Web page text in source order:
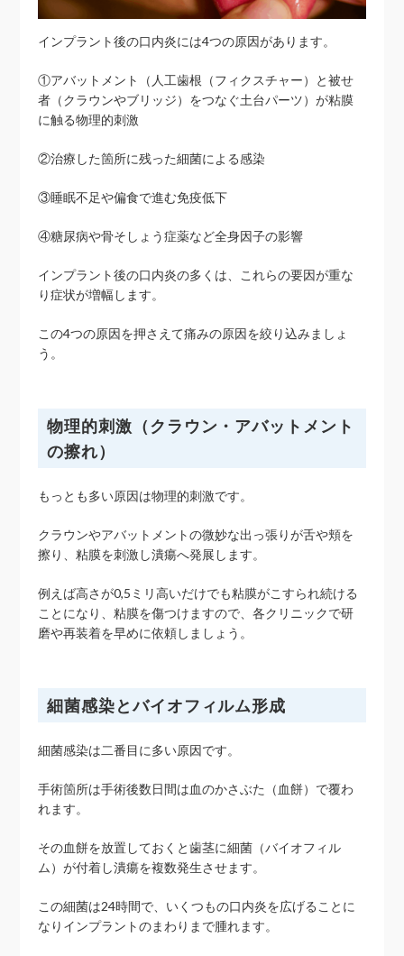
インプラント後の口内炎には4つの原因があります。
①アバットメント（人工歯根（フィクスチャー）と被せ
者（クラウンやブリッジ）をつなぐ土台パーツ）が粘膜
に触る物理的刺激
②治療した箇所に残った細菌による感染
③睡眠不足や偏食で進む免疫低下
④糖尿病や骨そしょう症薬など全身因子の影響
インプラント後の口内炎の多くは、これらの要因が重な
り症状が増幅します。
この4つの原因を押さえて痛みの原因を絞り込みましょ
う。
物理的刺激（クラウン・アバットメント
の擦れ）
もっとも多い原因は物理的刺激です。
クラウンやアバットメントの微妙な出っ張りが舌や頬を
擦り、粘膜を刺激し潰瘍へ発展します。
例えば高さが0,5ミリ高いだけでも粘膜がこすられ続ける
ことになり、粘膜を傷つけますので、各クリニックで研
磨や再装着を早めに依頼しましょう。
細菌感染とバイオフィルム形成
細菌感染は二番目に多い原因です。
手術箇所は手術後数日間は血のかさぶた（血餅）で覆わ
れます。
その血餅を放置しておくと歯茎に細菌（バイオフィル
ム）が付着し潰瘍を複数発生させます。
この細菌は24時間で、いくつもの口内炎を広げることに
なりインプラントのまわりまで腫れます。